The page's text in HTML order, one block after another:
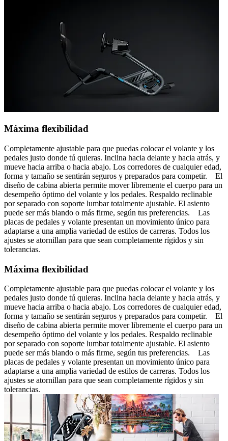
Máxima flexibilidad
Completamente ajustable para que puedas colocar el volante y los
pedales justo donde tú quieras. Inclina hacia delante y hacia atrás, y
mueve hacia arriba o hacia abajo. Los corredores de cualquier edad,
forma y tamaño se sentirán seguros y preparados para competir. El
diseño de cabina abierta permite mover libremente el cuerpo para un
desempeño óptimo del volante y los pedales. Respaldo reclinable
por separado con soporte lumbar totalmente ajustable. El asiento
puede ser más blando o más firme, según tus preferencias. Las
placas de pedales y volante presentan un movimiento único para
adaptarse a una amplia variedad de estilos de carreras. Todos los
ajustes se atornillan para que sean completamente rígidos y sin
tolerancias.
Máxima flexibilidad
Completamente ajustable para que puedas colocar el volante y los
pedales justo donde tú quieras. Inclina hacia delante y hacia atrás, y
mueve hacia arriba o hacia abajo. Los corredores de cualquier edad,
forma y tamaño se sentirán seguros y preparados para competir. El
diseño de cabina abierta permite mover libremente el cuerpo para un
desempeño óptimo del volante y los pedales. Respaldo reclinable
por separado con soporte lumbar totalmente ajustable. El asiento
puede ser más blando o más firme, según tus preferencias. Las
placas de pedales y volante presentan un movimiento único para
adaptarse a una amplia variedad de estilos de carreras. Todos los
ajustes se atornillan para que sean completamente rígidos y sin
tolerancias.